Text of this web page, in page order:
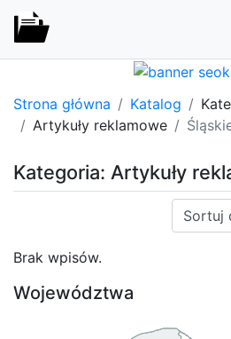
Strona główna Katalog
Artykuły reklamowe
Kategoria: Artykuły
Sortuj:
Brak wpisów.
Województwa